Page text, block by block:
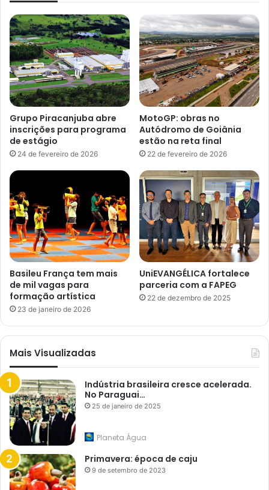
Grupo Piracanjuba abre
inscrições para programa
de estágio
24 de fevereiro de 2026
MotoGP: obras no
Autódromo de Goiânia
estão na reta final
22 de fevereiro de 2026
Basileu França tem mais
de mil vagas para
formação artística
23 de janeiro de 2026
UniEVANGÉLICA fortalece
parceria com a FAPEG
22 de dezembro de 2025
Mais Visualizadas
Indústria brasileira cresce acelerada.
No Paraguai…
25 de janeiro de 2025
Planeta Água
Primavera: época de caju
9 de setembro de 2023